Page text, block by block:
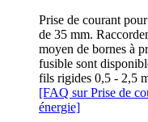
Prise de courant
de 35 mm.
moyen de bornes à
fusible sont
fils rigides 0,5 - 2,5
[FAQ sur Prise de
énergie]